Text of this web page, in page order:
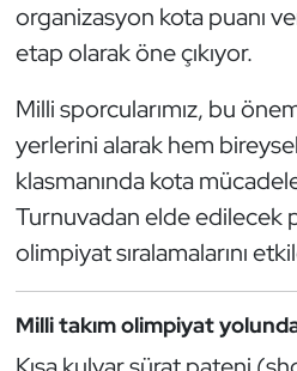
organizasyon kota puanı
etap olarak öne çıkıyor.
Milli sporcularımız, bu
yerlerini alarak hem
klasmanında kota
Turnuvadan elde edilecek
olimpiyat sıralamalarını
Milli takım olimpiyat
Futbol
Genel
Golf
Güreş
Halter